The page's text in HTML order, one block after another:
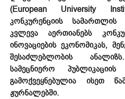
(European University
კონკურენციის სამართლის
კვლევა აერთიანებს
ინოვაციების ეკონომიკას,
შესაძლებლობის
სამეცნიერო
გამოქვეყნებულია ისეთ
ჟურნალებში.